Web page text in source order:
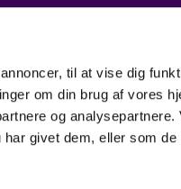
til at vise dig
om din brug af vores
og analysepartnere.
givet dem, eller som